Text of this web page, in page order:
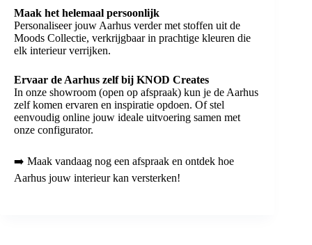
Maak het helemaal persoonlijk
Personaliseer jouw Aarhus verder met stoffen uit de
Moods Collectie, verkrijgbaar in prachtige kleuren die
elk interieur verrijken.
Ervaar de Aarhus zelf bij KNOD Creates
In onze showroom (open op afspraak) kun je de Aarhus
zelf komen ervaren en inspiratie opdoen. Of stel
eenvoudig online jouw ideale uitvoering samen met
onze configurator.
➡️ Maak vandaag nog een afspraak en ontdek hoe
Aarhus jouw interieur kan versterken!